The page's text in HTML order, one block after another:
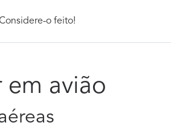
o feito!
em avião